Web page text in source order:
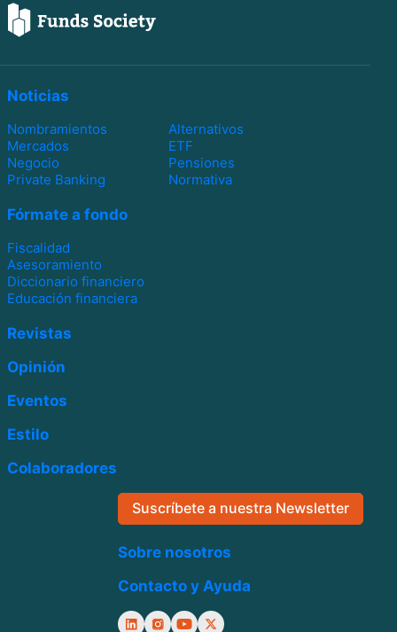
Noticias
Nombramientos
Alternativos
Mercados
ETF
Negocio
Pensiones
Private Banking
Normativa
Fórmate a fondo
Fiscalidad
Asesoramiento
Diccionario financiero
Educación financiera
Revistas
Opinión
Eventos
Estilo
Colaboradores
Suscríbete a nuestra Newsletter
Sobre nosotros
Contacto y Ayuda